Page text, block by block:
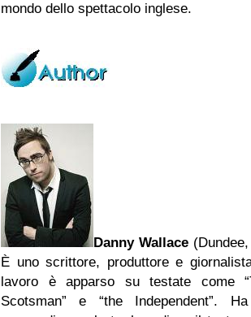
mondo dello spettacolo inglese.
Danny Wallace
È uno scrittore, produttore e
lavoro è apparso su testate come
Scotsman” e “the Independent”.